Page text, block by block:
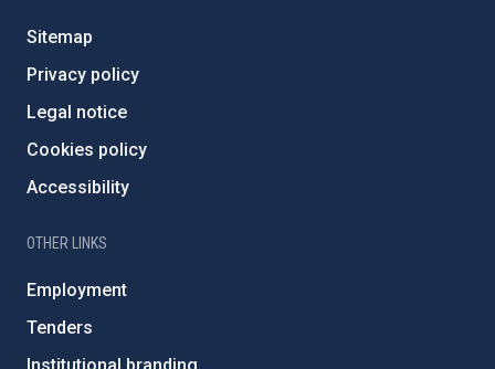
Sitemap
Privacy policy
Legal notice
Cookies policy
Accessibility
OTHER LINKS
Employment
Tenders